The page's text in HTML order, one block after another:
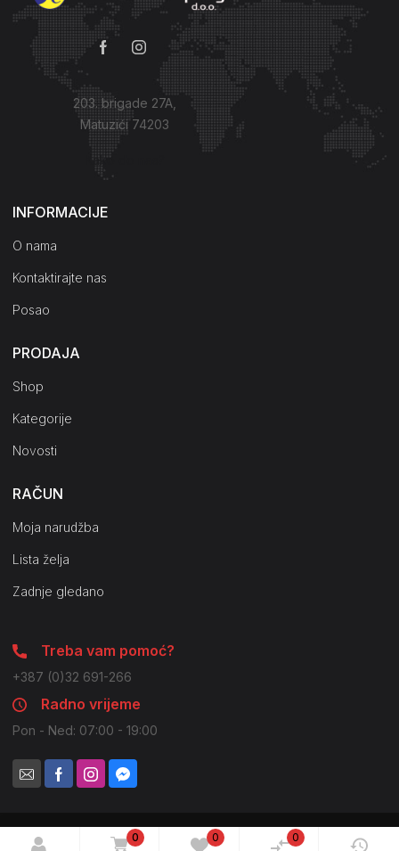
0 0 0
203. brigade 27A,
Matuzići 74203
Kako do nas?
INFORMACIJE
O nama
Kontaktirajte nas
Posao
PRODAJA
Shop
Kategorije
Novosti
RAČUN
Moja narudžba
Lista želja
Zadnje gledano
Treba vam pomoć?
+387 (0)32 691-266
Radno vrijeme
Pon - Ned: 07:00 - 19:00
© 2021 Pilot Company. Sva prava zadržana. Moguće su